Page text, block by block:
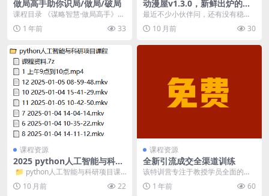
做局高手助你识局/做局/破局
课程目录 《谋略智慧·做局高手》相
关课程商场高手必修的人生博弈指
南 人生如棋，赢...
1 年前 33
动漫屋v1.3.0，新鲜出炉的免
费追番看动漫App
最近不少小伙伴问，还有没有稳定
的囧次元或者动漫共和国无广告
版。说实话，目前这类软...
10 月前 30
课程资源
2025 python人工智能与科研
项目课程
​ 📁 python人工智能与科研项目课
程 📄 课程资料.7z &...
10 月前 22
课程资源
全新引流成交全渠道训练
该特训营专注于教授学员全面的引
流和成交策略，涵盖多渠道营销技
巧。学员将学习数字营...
1 年前 60